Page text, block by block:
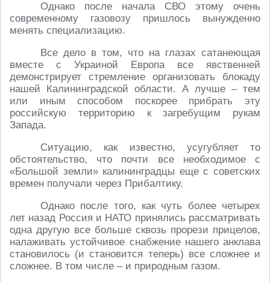
Однако после начала СВО этому очень
современному газовозу пришлось вынужденно
менять специализацию.
Все дело в том, что на глазах сатанеющая
вместе с Украиной Европа все явственней
демонстрирует стремление организовать блокаду
нашей Калининградской области. А лучше – тем
или иным способом поскорее прибрать эту
российскую территорию к загребущим рукам
Запада.
Ситуацию, как известно, усугубляет то
обстоятельство, что почти все необходимое с
«Большой земли» калининградцы еще с советских
времен получали через Прибалтику.
Однако после того, как чуть более четырех
лет назад Россия и НАТО принялись рассматривать
одна другую все больше сквозь прорези прицелов,
налаживать устойчивое снабжение нашего анклава
становилось (и становится теперь) все сложнее и
сложнее. В том числе – и природным газом.